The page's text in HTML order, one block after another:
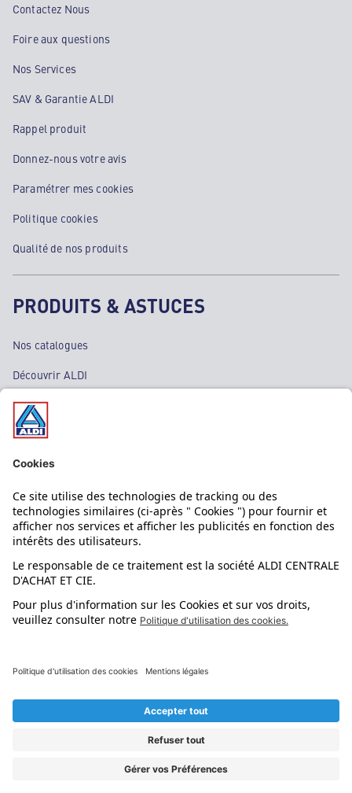
Contactez Nous
Foire aux questions
Nos Services
SAV & Garantie ALDI
Rappel produit
Donnez-nous votre avis
Paramétrer mes cookies
Politique cookies
Qualité de nos produits
PRODUITS & ASTUCES
Nos catalogues
Découvrir ALDI
Nos bons plans
Nos rayons
Nos marques
Nos astuces
Évènements
L'application mobile